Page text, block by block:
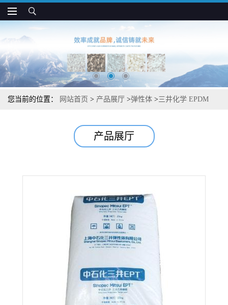
您当前的位置： 网站首页 > 产品展厅 >弹性体 >三井化学 EPDM
产品展厅